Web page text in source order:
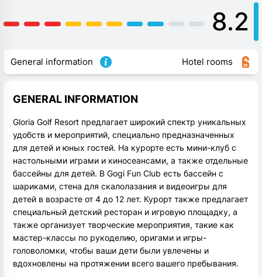
8.2
General information Hotel rooms
GENERAL INFORMATION
Gloria Golf Resort предлагает широкий спектр уникальных
удобств и мероприятий, специально предназначенных
для детей и юных гостей. На курорте есть мини-клуб с
настольными играми и киносеансами, а также отдельные
бассейны для детей. В Gogi Fun Club есть бассейн с
шариками, стена для скалолазания и видеоигры для
детей в возрасте от 4 до 12 лет. Курорт также предлагает
специальный детский ресторан и игровую площадку, а
также организует творческие мероприятия, такие как
мастер-классы по рукоделию, оригами и игры-
головоломки, чтобы ваши дети были увлечены и
вдохновлены на протяжении всего вашего пребывания.